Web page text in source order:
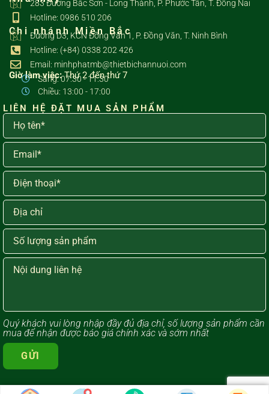
283 Đường Bắc Sơn - Long Thành, P. Phước Tân, T. Đồng Nai
Hotline: 0986 510 206
Chi nhánh Miền Bắc
Đường D3, KCN Đồng Văn 1, P. Đồng Văn, T. Ninh Bình
Hotline: (+84) 0338 202 426
Email: minhphatmb@thietbichannuoi.com
Giờ làm việc:Thứ 2 đến thứ 7
Sáng: 07:30 - 11:30
Chiều: 13:00 - 17:00
LIÊN HỆ ĐẶT MUA SẢN PHẨM
Quý khách vui lòng ​nhập đầy đủ địa chỉ, số lượng sản phẩm cần
mua để nhận được báo giá chính xác và sớm nhất